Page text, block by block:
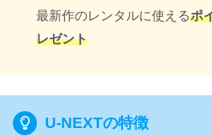
最新作のレンタルに使えるポ
レゼント
U-NEXTの特徴